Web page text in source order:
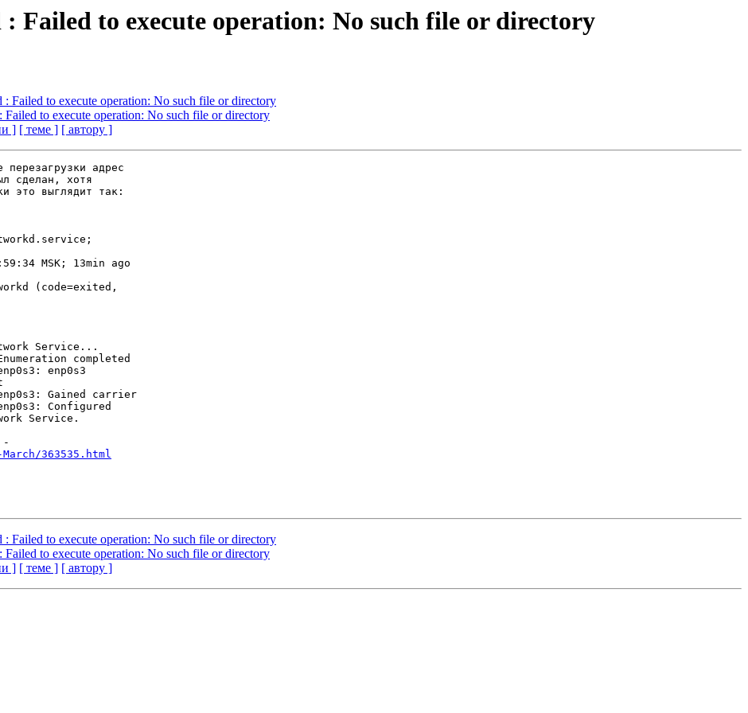
Failed to execute operation: No such file or directory
: Failed to execute operation: No such file or directory
Failed to execute operation: No such file or directory
] [ теме ] [ автору ]
адрес
сделан, хотя
это выглядит так:
MSK; 13min ago
(code=exited,
Service...
completed
enp0s3
Gained carrier
Configured
Service.
363535.html
: Failed to execute operation: No such file or directory
Failed to execute operation: No such file or directory
] [ теме ] [ автору ]